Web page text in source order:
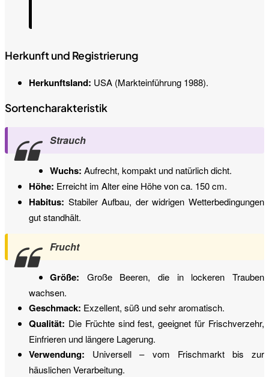
Herkunft und Registrierung
Herkunftsland: USA (Markteinführung 1988).
Sortencharakteristik
Strauch
Wuchs: Aufrecht, kompakt und natürlich dicht.
Höhe: Erreicht im Alter eine Höhe von ca. 150 cm.
Habitus: Stabiler Aufbau, der widrigen Wetterbedingungen
gut standhält.
Frucht
Größe: Große Beeren, die in lockeren Trauben
wachsen.
Geschmack: Exzellent, süß und sehr aromatisch.
Qualität: Die Früchte sind fest, geeignet für Frischverzehr,
Einfrieren und längere Lagerung.
Verwendung: Universell – vom Frischmarkt bis zur
häuslichen Verarbeitung.